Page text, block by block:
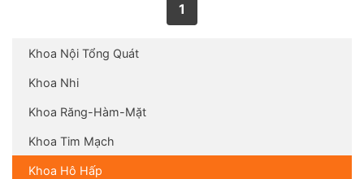
1
Khoa Nội Tổng Quát
Khoa Nhi
Khoa Răng-Hàm-Mặt
Khoa Tim Mạch
Khoa Hô Hấp